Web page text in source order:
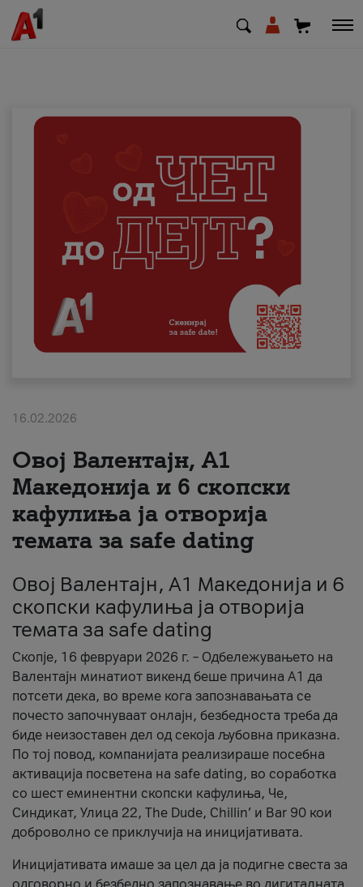
Деловни
Поддршка
Надополни кредит
Плати сметка
#ПодобарОнлајн
16.02.2026
Овој Валентајн, A1
Македонија и 6 скопски
кафулиња ја отворија
темата за safe dating
Овој Валентајн, A1 Македонија и 6
скопски кафулиња ја отворија
темата за safe dating
Скопје, 16 февруари 2026 г. – Одбележувањето на
Валентајн минатиот викенд беше причина А1 да
потсети дека, во време кога запознавањата се
почесто започнуваат онлајн, безбедноста треба да
биде неизоставен дел од секоја љубовна приказна.
По тој повод, компанијата реализираше посебна
активација посветена на safe dating, во соработка
со шест еминентни скопски кафулиња, Че,
Синдикат, Улица 22, The Dude, Chillin’ и Bar 90 кои
доброволно се приклучија на иницијативата.
Иницијативата имаше за цел да ја подигне свеста за